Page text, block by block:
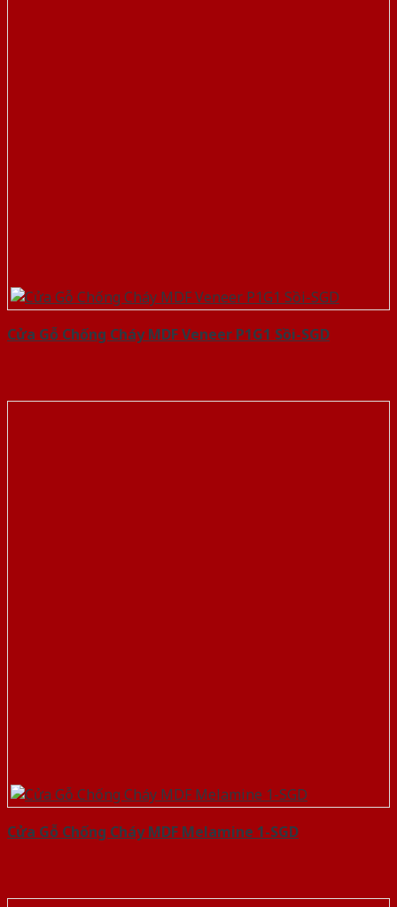
Cửa Gỗ Chống Cháy MDF Veneer P1G1 Sồi-SGD
Cửa Gỗ Chống Cháy MDF Melamine 1-SGD